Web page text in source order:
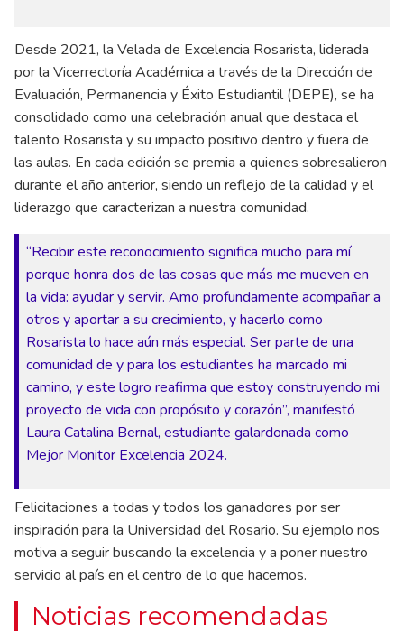
Desde 2021, la Velada de Excelencia Rosarista, liderada
por la Vicerrectoría Académica a través de la Dirección de
Evaluación, Permanencia y Éxito Estudiantil (DEPE), se ha
consolidado como una celebración anual que destaca el
talento Rosarista y su impacto positivo dentro y fuera de
las aulas. En cada edición se premia a quienes sobresalieron
durante el año anterior, siendo un reflejo de la calidad y el
liderazgo que caracterizan a nuestra comunidad.
“Recibir este reconocimiento significa mucho para mí
porque honra dos de las cosas que más me mueven en
la vida: ayudar y servir. Amo profundamente acompañar a
otros y aportar a su crecimiento, y hacerlo como
Rosarista lo hace aún más especial. Ser parte de una
comunidad de y para los estudiantes ha marcado mi
camino, y este logro reafirma que estoy construyendo mi
proyecto de vida con propósito y corazón”, manifestó
Laura Catalina Bernal, estudiante galardonada como
Mejor Monitor Excelencia 2024.
Felicitaciones a todas y todos los ganadores por ser
inspiración para la Universidad del Rosario. Su ejemplo nos
motiva a seguir buscando la excelencia y a poner nuestro
servicio al país en el centro de lo que hacemos.
Noticias recomendadas